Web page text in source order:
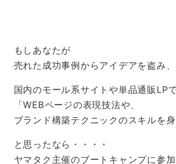
もしあなたが
売れた成功事例からアイデアを盗み、
国内のモール系サイトや単品通販LP
「WEBページの表現技法や、
ブランド構築テクニックのスキルを身
と思ったなら・・・・
ヤマタク主催のブートキャンプに参